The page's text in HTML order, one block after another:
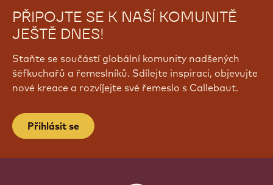
PŘIPOJTE SE K NAŠÍ KOMUNITĚ
JEŠTĚ DNES!
Staňte se součástí globální komunity nadšených
šéfkuchařů a řemeslníků. Sdílejte inspiraci, objevujte
nové kreace a rozvíjejte své řemeslo s Callebaut.
Přihlásit se